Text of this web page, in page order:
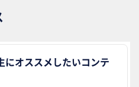
にオススメしたいコンテ